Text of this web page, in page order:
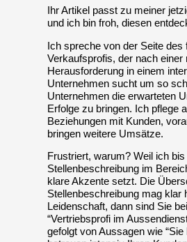
Ihr Artikel passt zu meiner
und ich bin froh, diesen
Ich spreche von der Seite des
Verkaufsprofis, der nach einer
Herausforderung in einem
Unternehmen sucht um so
Unternehmen die erwarteten
Erfolge zu bringen. Ich pflege
Beziehungen mit Kunden,
bringen weitere Umsätze.
Frustriert, warum? Weil ich
Stellenbeschreibung im
klare Akzente setzt. Die
Stellenbeschreibung mag klar
Leidenschaft, dann sind Sie
“Vertriebsprofi im
gefolgt von Aussagen wie